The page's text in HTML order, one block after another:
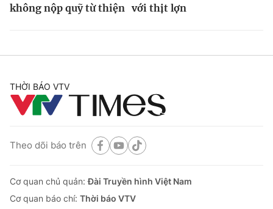
không nộp quỹ từ thiện với thịt lợn
THỜI BÁO VTV
Theo dõi báo trên
Cơ quan chủ quản:Đài Truyền hình Việt Nam
Cơ quan báo chí: Thời báo VTV